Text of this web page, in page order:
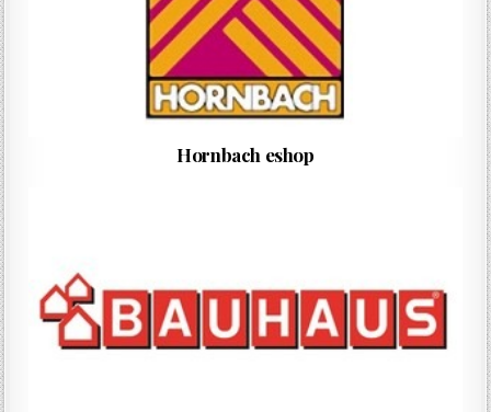
Hornbach eshop